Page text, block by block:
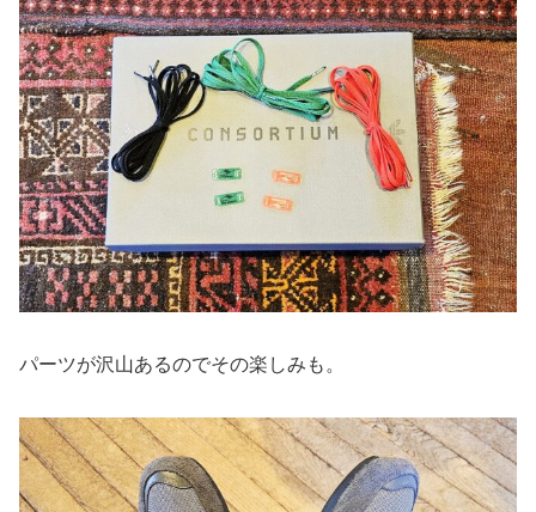
パーツが沢山あるのでその楽しみも。